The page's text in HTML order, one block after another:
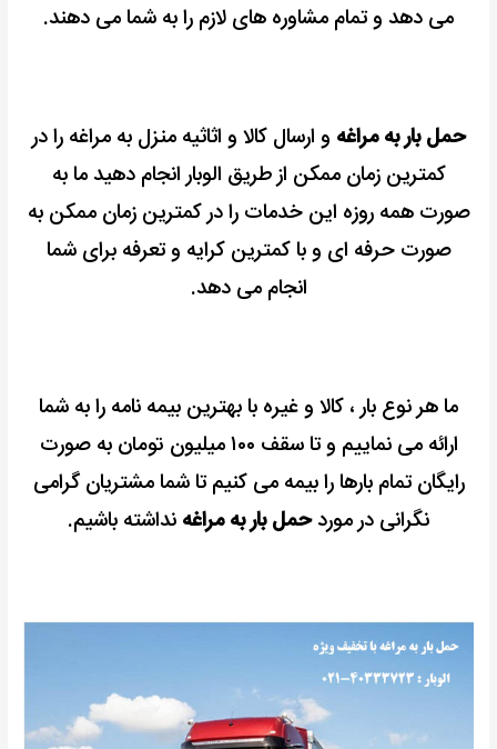
می دهد و تمام مشاوره های لازم را به شما می دهند.
حمل بار به مراغه و ارسال کالا و اثاثیه منزل به مراغه را در
کمترین زمان ممکن از طریق الوبار انجام دهید ما به
صورت همه روزه این خدمات را در کمترین زمان ممکن به
صورت حرفه ای و با کمترین کرایه و تعرفه برای شما
انجام می دهد.
ما هر نوع بار ، کالا و غیره با بهترین بیمه نامه را به شما
ارائه می نماییم و تا سقف ۱۰۰ میلیون تومان به صورت
رایگان تمام بارها را بیمه می کنیم تا شما مشتریان گرامی
نگرانی در موردحمل بار به مراغه نداشته باشیم.